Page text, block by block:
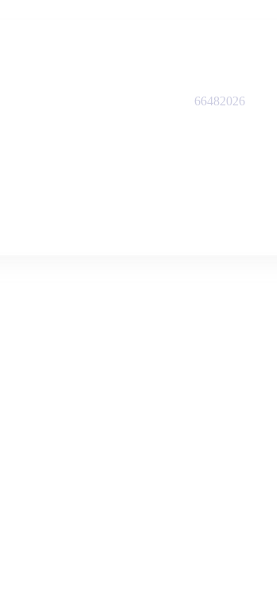
66482026